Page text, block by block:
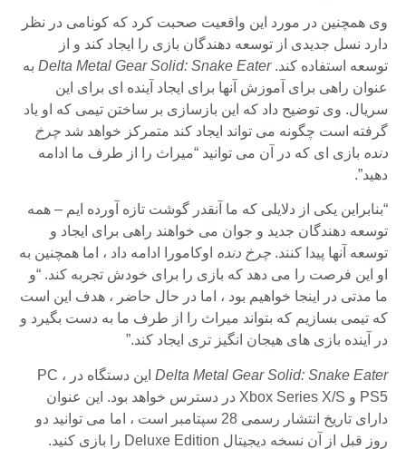
وی همچنین در مورد این واقعیت صحبت کرد که کونامی در نظر
دارد نسل جدیدی از توسعه دهندگان بازی را ایجاد کند و از
توسعه استفاده کند.Delta Metal Gear Solid: Snake Eater به
عنوان راهی برای آموزش آنها برای ایجاد آینده ای برای این
سریال. وی توضیح داد که این بازسازی بر ساختن تیمی که او یاد
گرفته است چگونه می تواند ایجاد کند متمرکز خواهد شد چرخ
دنده بازی ای که در آن می توانید “میراث را از طرف ما ادامه
دهید”.
“بنابراین یکی از دلایلی که ما آنقدر گوشت تازه آورده ایم – همه
توسعه دهندگان جدید و جوان می خواهند راهی برای ایجاد و
توسعه آنها پیدا کنند. چرخ دنده اوکامورا ادامه داد ، اما همچنین به
او این فرصت را می دهد که بازی را برای خودش تجربه کند. “و
ما مدتی در اینجا خواهیم بود ، اما در حال حاضر ، هدف این است
که تیمی بسازیم که بتواند میراث را از طرف ما به دست بگیرد و
در آینده بازی های هیجان انگیز تری ایجاد کند.”
Delta Metal Gear Solid: Snake Eater
این دستگاه در PC ،
PS5 و Xbox Series X/S در دسترس خواهد بود. این عنوان
دارای تاریخ انتشار رسمی 28 سپتامبر است ، اما می توانید دو
روز قبل از آن نسخه دیجیتال Deluxe Edition را بازی کنید.